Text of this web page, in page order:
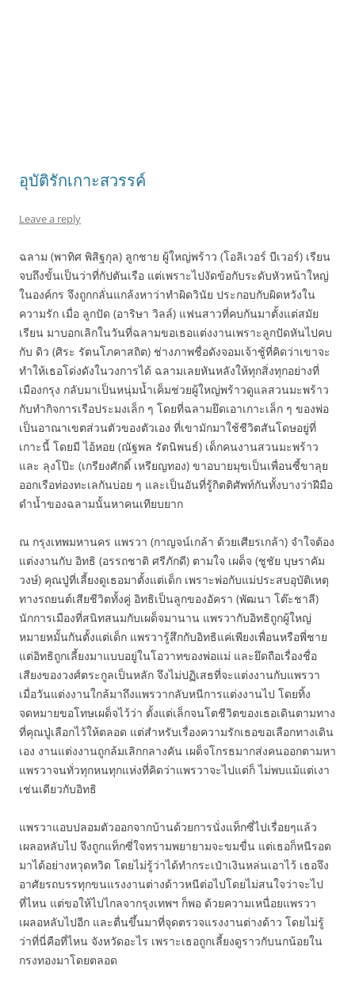
อุบัติรักเกาะสวรรค์
Leave a reply
ฉลาม (พาทิศ พิสิฐกุล) ลูกชาย ผู้ใหญ่พร้าว (โอลิเวอร์ บีเวอร์) เรียน
จบถึงขั้นเป็นว่าที่กัปตันเรือ แต่เพราะไปงัดข้อกับระดับหัวหน้าใหญ่
ในองค์กร จึงถูกกลั่นแกล้งหาว่าทำผิดวินัย ประกอบกับผิดหวังใน
ความรัก เมื่อ ลูกปัด (อาริษา วิลล์) แฟนสาวที่คบกันมาตั้งแต่สมัย
เรียน มาบอกเลิกในวันที่ฉลามขอเธอแต่งงานเพราะลูกปัดหันไปคบ
กับ ดิว (ศิระ รัตนโภคาสถิต) ช่างภาพชื่อดังจอมเจ้าชู้ที่คิดว่าเขาจะ
ทำให้เธอโด่งดังในวงการได้ ฉลามเลยหันหลังให้ทุกสิ่งทุกอย่างที่
เมืองกรุง กลับมาเป็นหนุ่มน้ำเค็มช่วยผู้ใหญ่พร้าวดูแลสวนมะพร้าว
กับทำกิจการเรือประมงเล็ก ๆ โดยที่ฉลามยึดเอาเกาะเล็ก ๆ ของพ่อ
เป็นอาณาเขตส่วนตัวของตัวเอง ที่เขามักมาใช้ชีวิตสันโดษอยู่ที่
เกาะนี้ โดยมี ไอ้หอย (ณัฐพล รัตนิพนธ์) เด็กคนงานสวนมะพร้าว
และ ลุงโป๊ะ (เกรียงศักดิ์ เหรียญทอง) ขาอบายมุขเป็นเพื่อนซี้ขาลุย
ออกเรือท่องทะเลกันบ่อย ๆ และเป็นอันที่รู้กิตติศัพท์กันทั้งบางว่าฝีมือ
ดำน้ำของฉลามนั้นหาคนเทียบยาก
ณ กรุงเทพมหานคร แพรวา (กาญจน์เกล้า ด้วยเศียรเกล้า) จำใจต้อง
แต่งงานกับ อิทธิ (อรรถชาติ ศรีภักดี) ตามใจ เผด็จ (ชูชัย บุษราคัม
วงษ์) คุณปู่ที่เลี้ยงดูเธอมาตั้งแต่เด็ก เพราะพ่อกับแม่ประสบอุบัติเหตุ
ทางรถยนต์เสียชีวิตทั้งคู่ อิทธิเป็นลูกของอัครา (พัฒนา โต๊ะชาลี)
นักการเมืองที่สนิทสนมกับเผด็จมานาน แพรวากับอิทธิถูกผู้ใหญ่
หมายหมั้นกันตั้งแต่เด็ก แพรวารู้สึกกับอิทธิแค่เพียงเพื่อนหรือพี่ชาย
แต่อิทธิถูกเลี้ยงมาแบบอยู่ในโอวาทของพ่อแม่ และยึดถือเรื่องชื่อ
เสียงของวงศ์ตระกูลเป็นหลัก จึงไม่ปฏิเสธที่จะแต่งงานกับแพรวา
เมื่อวันแต่งงานใกล้มาถึงแพรวากลับหนีการแต่งงานไป โดยทิ้ง
จดหมายขอโทษเผด็จไว้ว่า ตั้งแต่เล็กจนโตชีวิตของเธอเดินตามทาง
ที่คุณปู่เลือกไว้ให้ตลอด แต่สำหรับเรื่องความรักเธอขอเลือกทางเดิน
เอง งานแต่งงานถูกล้มเลิกกลางคัน เผด็จโกรธมากส่งคนออกตามหา
แพรวาจนทั่วทุกหนทุกแห่งที่คิดว่าแพรวาจะไปแต่ก็ ไม่พบแม้แต่เงา
เช่นเดียวกับอิทธิ
แพรวาแอบปลอมตัวออกจากบ้านด้วยการนั่งแท็กซี่ไปเรื่อยๆแล้ว
เผลอหลับไป จึงถูกแท็กซี่ใจทรามพยายามจะขมขื่น แต่เธอก็หนีรอด
มาได้อย่างหวุดหวิด โดยไม่รู้ว่าได้ทำกระเป๋าเงินหล่นเอาไว้ เธอจึง
อาศัยรถบรรทุกขนแรงงานต่างด้าวหนีต่อไปโดยไม่สนใจว่าจะไป
ที่ไหน แต่ขอให้ไปไกลจากรุงเทพฯ ก็พอ ด้วยความเหนื่อยแพรวา
เผลอหลับไปอีก และตื่นขึ้นมาที่จุดตรวจแรงงานต่างด้าว โดยไม่รู้
ว่าที่นี่คือที่ไหน จังหวัดอะไร เพราะเธอถูกเลี้ยงดูราวกับนกน้อยใน
กรงทองมาโดยตลอด